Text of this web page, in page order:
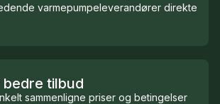
varmepumpeleverandører direkte
bedre tilbud
sammenligne priser og betingelser